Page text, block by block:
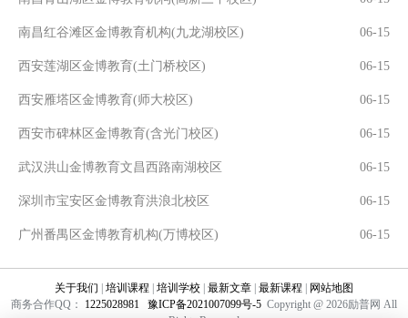
南昌红谷滩区金博教育机构(九龙湖校区) 06-15
西安莲湖区金博教育(土门桥校区) 06-15
西安雁塔区金博教育(师大校区) 06-15
西安市碑林区金博教育(含光门校区) 06-15
武汉洪山金博教育文昌西路南湖校区 06-15
深圳市宝安区金博教育洪浪北校区 06-15
广州番禺区金博教育机构(万博校区) 06-15
关于我们 培训课程 培训学校 最新文章 最新课程
网站地图
商务合作QQ： 1225028981 豫ICP备2021007099号-5 Copyright @ 2026励普网 All